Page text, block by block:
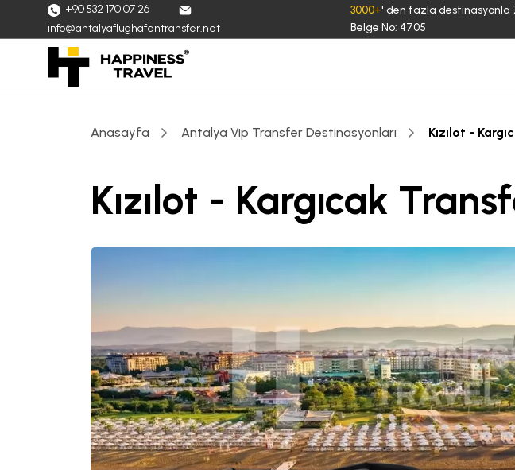
+90 532 170 07 26
info@antalyaflughafentransfer.net
3000+' den fazla destinasyonla
Belge No: 4705
Anasayfa Antalya Vip Transfer Destinasyonları Kızılot -
Kızılot - Kargıcak